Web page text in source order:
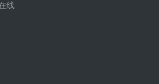
线